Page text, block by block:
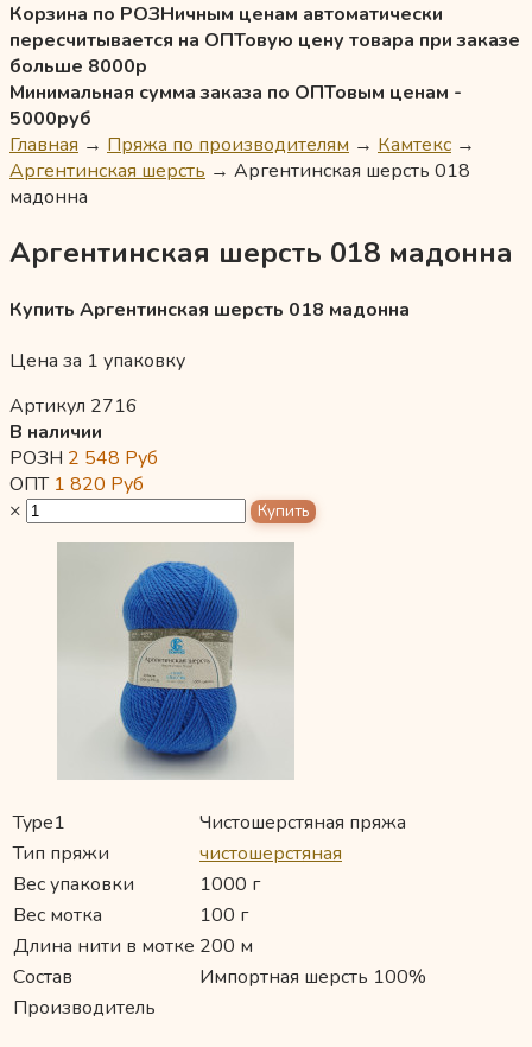
Корзина по РОЗНичным ценам автоматически
пересчитывается на ОПТовую цену товара при заказе
больше 8000р
Минимальная сумма заказа по ОПТовым ценам -
5000руб
Главная → Пряжа по производителям → Камтекс →
Аргентинская шерсть → Аргентинская шерсть 018
мадонна
Аргентинская шерсть 018 мадонна
Купить Аргентинская шерсть 018 мадонна
Цена за 1 упаковку
Артикул 2716
В наличии
РОЗН 2 548 Руб
ОПТ 1 820 Руб
×
Type1
Чистошерстяная пряжа
Тип пряжи
чистошерстяная
Вес упаковки
1000 г
Вес мотка
100 г
Длина нити в мотке 200 м
Состав
Импортная шерсть 100%
Производитель